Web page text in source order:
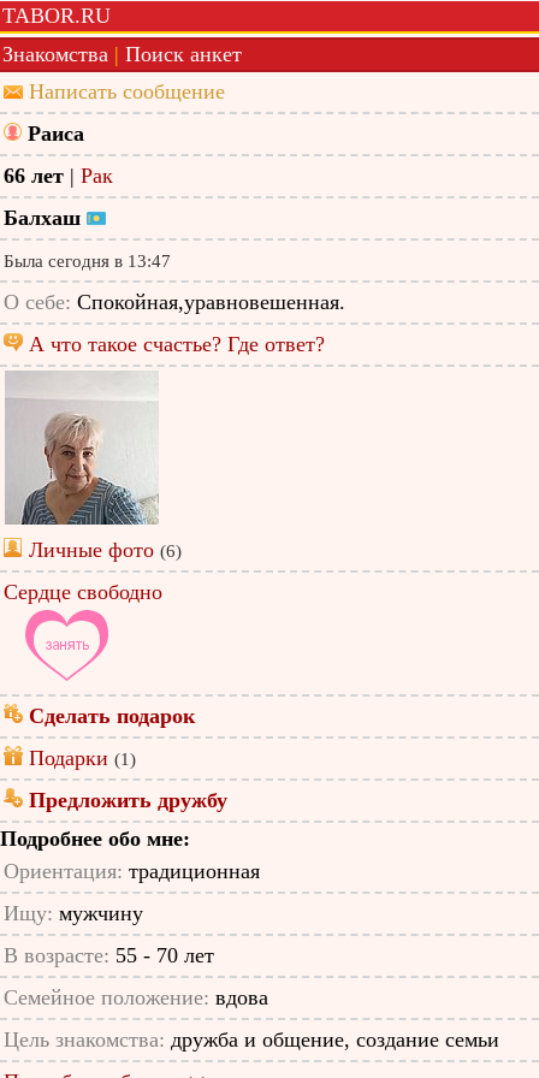
TABOR.RU
Знакомства | Поиск анкет
Написать сообщение
Раиса
66 лет | Рак
Балхаш
Была сегодня в 13:47
О себе: Спокойная,уравновешенная.
А что такое счастье? Где ответ?
Личные фото (6)
Сердце свободно
Сделать подарок
Подарки (1)
Предложить дружбу
Подробнее обо мне:
Ориентация: традиционная
Ищу: мужчину
В возрасте: 55 - 70 лет
Семейное положение: вдова
Цель знакомства: дружба и общение, создание семьи